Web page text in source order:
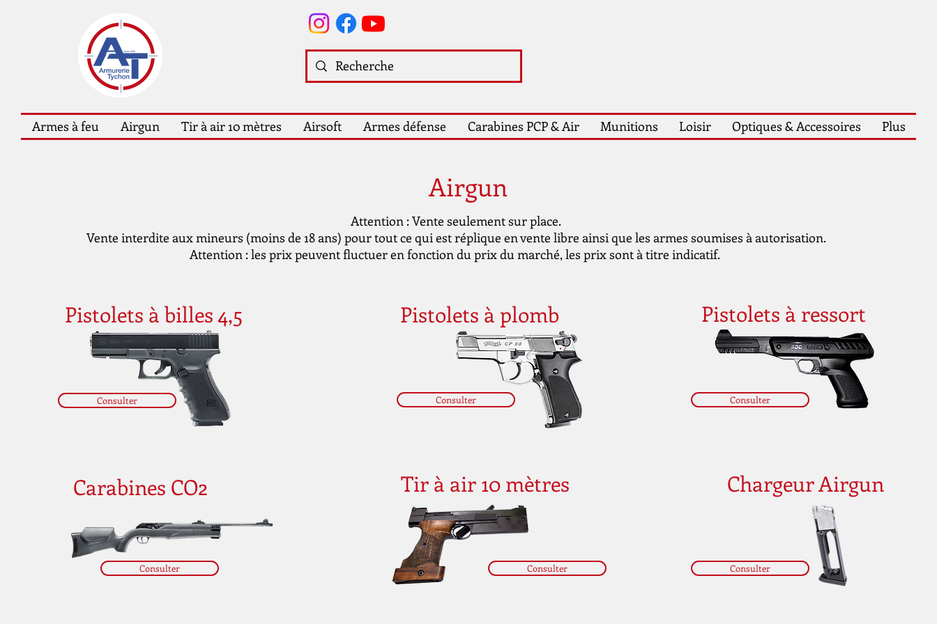
Armes à feu Airgun Tir à air 10 mètres Airsoft Armes défense Carabines PCP & Air Munitions Loisir Optiques & Accessoires Plus
Airgun
Attention : Vente seulement sur place.
Vente interdite aux mineurs (moins de 18 ans) pour tout ce qui est réplique en vente libre ainsi que les armes soumises à autorisation.
Attention : les prix peuvent fluctuer en fonction du prix du marché, les prix sont à titre indicatif.
Pistolets à billes 4,5
Consulter
Pistolets à plomb
Consulter
Pistolets à ressort
Consulter
Carabines CO2
Consulter
Tir à air 10 mètres
Consulter
Chargeur Airgun
Consulter